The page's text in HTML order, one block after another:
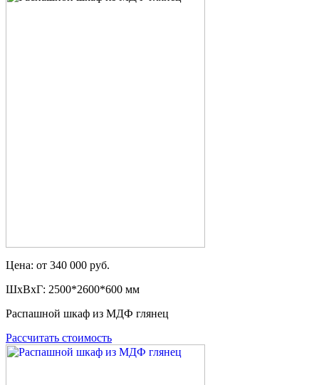
Цена: от 340 000 руб.
ШxВxГ: 2500*2600*600 мм
Распашной шкаф из МДФ глянец
Рассчитать стоимость